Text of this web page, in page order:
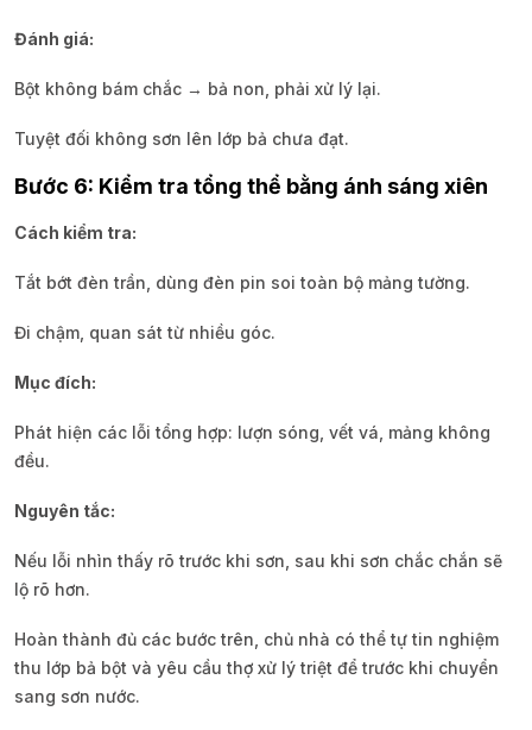
Đánh giá:
Bột không bám chắc → bả non, phải xử lý lại.
Tuyệt đối không sơn lên lớp bả chưa đạt.
Bước 6: Kiểm tra tổng thể bằng ánh sáng xiên
Cách kiểm tra:
Tắt bớt đèn trần, dùng đèn pin soi toàn bộ mảng tường.
Đi chậm, quan sát từ nhiều góc.
Mục đích:
Phát hiện các lỗi tổng hợp: lượn sóng, vết vá, mảng không
đều.
Nguyên tắc:
Nếu lỗi nhìn thấy rõ trước khi sơn, sau khi sơn chắc chắn sẽ
lộ rõ hơn.
Hoàn thành đủ các bước trên, chủ nhà có thể tự tin nghiệm
thu lớp bả bột và yêu cầu thợ xử lý triệt để trước khi chuyển
sang sơn nước.